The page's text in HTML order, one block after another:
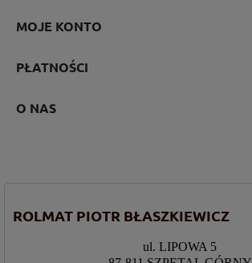
MOJE KONTO
PŁATNOŚCI
O NAS
ROLMAT PIOTR BŁASZKIEWICZ
ul. LIPOWA 5